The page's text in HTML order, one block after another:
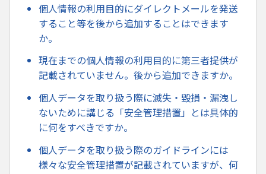
個人情報の利用目的にダイレクトメールを発送
すること等を後から追加することはできます
か。
現在までの個人情報の利用目的に第三者提供が
記載されていません。後から追加できますか。
個人データを取り扱う際に滅失・毀損・漏洩し
ないために講じる「安全管理措置」とは具体的
に何をすべきですか。
個人データを取り扱う際のガイドラインには
様々な安全管理措置が記載されていますが、何